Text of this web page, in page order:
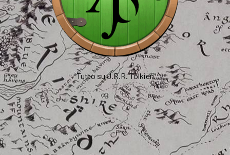
Tutto su J.R.R. Tolkien